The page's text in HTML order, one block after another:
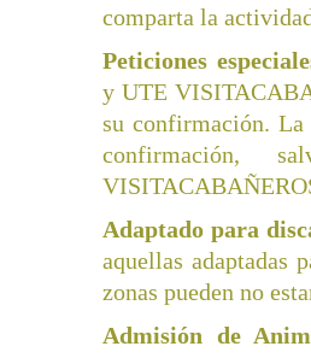
comparta la
Peticiones
y UTE
su confirmación.
confirmación,
Adaptado para
aquellas adaptadas
zonas pueden no
Admisión de